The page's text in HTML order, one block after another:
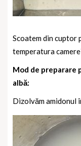
Scoatem din cuptor
temperatura
Mod de preparare
albă:
Dizolvăm amidonul